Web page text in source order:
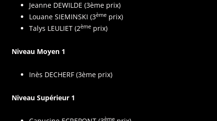
Jeanne DEWILDE (3ème prix)
Louane SIEMINSKI (3ème prix)
Talys LEULIET (2ème prix)
Niveau Moyen 1
Inès DECHERF (3ème prix)
Niveau Supérieur 1
ème